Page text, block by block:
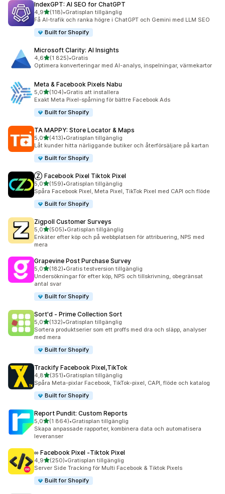
IndexGPT: AI SEO for ChatGPT
4,9av 5 stjärnor
(118)
118 recensioner totalt
•Gratisplan tillgänglig
Få AI-trafik och ranka högre i ChatGPT och Gemini med LLM SEO
Built for Shopify
Microsoft Clarity: AI Insights
4,6av 5 stjärnor
(1 825)
1825 recensioner totalt
•Gratis
Optimera konverteringar med AI-analys, inspelningar, värmekartor
Meta & Facebook Pixels Nabu
5,0av 5 stjärnor
(104)
104 recensioner totalt
•Gratis att installera
Exakt Meta Pixel-spårning för bättre Facebook Ads
Built for Shopify
TA MAPPY: Store Locator & Maps
5,0av 5 stjärnor
(413)
413 recensioner totalt
•Gratisplan tillgänglig
Låt kunder hitta närliggande butiker och återförsäljare på kartan
Built for Shopify
Ⓩ Facebook Pixel Tiktok Pixel
5,0av 5 stjärnor
(159)
159 recensioner totalt
•Gratisplan tillgänglig
Spåra Facebook Pixel, Meta Pixel, TikTok Pixel med CAPI och flöde
Built for Shopify
Zigpoll Customer Surveys
5,0av 5 stjärnor
(505)
505 recensioner totalt
•Gratisplan tillgänglig
Enkäter efter köp och på webbplatsen för attribuering, NPS med
mera
Grapevine Post Purchase Survey
5,0av 5 stjärnor
(182)
182 recensioner totalt
•Gratis testversion tillgänglig
Undersökningar för efter köp, NPS och tillskrivning, obegränsat
antal svar
Built for Shopify
Sort'd ‑ Prime Collection Sort
5,0av 5 stjärnor
(132)
132 recensioner totalt
•Gratisplan tillgänglig
Sortera produktserier som ett proffs med dra och släpp, analyser
med mera
Built for Shopify
Trackify Facebook Pixel,TikTok
4,8av 5 stjärnor
(351)
351 recensioner totalt
•Gratisplan tillgänglig
Spåra Meta-pixlar Facebook, TikTok-pixel, CAPI, flöde och katalog
Built for Shopify
Report Pundit: Custom Reports
5,0av 5 stjärnor
(1 864)
1864 recensioner totalt
•Gratisplan tillgänglig
Skapa anpassade rapporter, kombinera data och automatisera
leveranser
∞ Facebook Pixel ‑Tiktok Pixel
4,9av 5 stjärnor
(250)
250 recensioner totalt
•Gratisplan tillgänglig
Server Side Tracking för Multi Facebook & Tiktok Pixels
Built for Shopify